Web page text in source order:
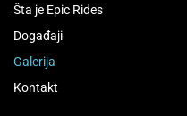
Šta je Epic Rides
Događaji
Galerija
Kontakt